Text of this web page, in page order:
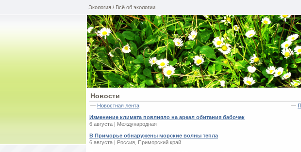
Экология / Всё об экологии
Новости
— Новостная лента —
Изменение климата повлияло на ареал обитания бабочек
6 августа | Международная
В Приморье обнаружены морские волны тепла
6 августа | Россия, Приморский край